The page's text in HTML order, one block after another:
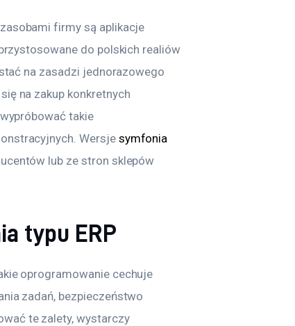
firmy są aplikacje
do polskich realiów
na zasadzi jednorazowego
na zakup konkretnych
takie
Wersje symfonia
lub ze stron sklepów
typu ERP
oprogramowanie cechuje
zadań, bezpieczeństwo
te zalety, wystarczy